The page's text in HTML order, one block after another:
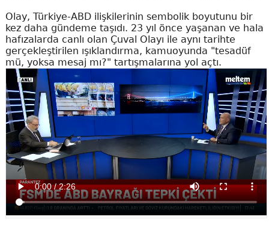
Olay, Türkiye-ABD ilişkilerinin sembolik boyutunu bir
kez daha gündeme taşıdı. 23 yıl önce yaşanan ve hala
hafızalarda canlı olan Çuval Olayı ile aynı tarihte
gerçekleştirilen ışıklandırma, kamuoyunda "tesadüf
mü, yoksa mesaj mı?" tartışmalarına yol açtı.